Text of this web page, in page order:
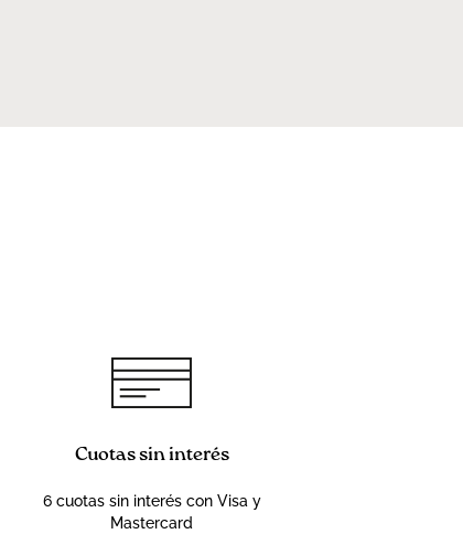
Cuotas sin interés
6 cuotas sin interés con Visa y
Mastercard